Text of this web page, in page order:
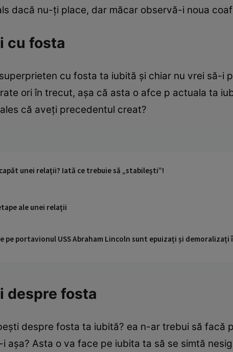
dacă nu-ţi place, dar măcar observă-i noua
cu fosta
cu fosta ta iubită şi chiar nu vrei să-i
ori în trecut, aşa că asta o afce p actuala ta
că aveţi precedentul creat?
unei relaţii? Iată ce trebuie să „stabileşti”!
ale unei relaţii
pe portavionul USS Abraham Lincoln sunt epuizați și
despre fosta
despre fosta ta iubită? ea n-ar trebui să facă
aşa? Asta o va face pe iubita ta să se simtă